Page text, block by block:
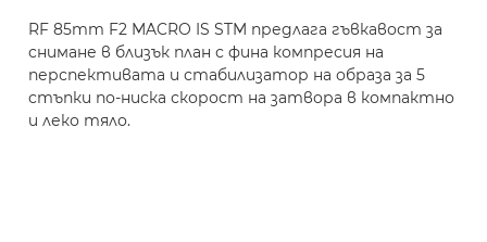
RF 85mm F2 MACRO IS STM предлага гъвкавост за
снимане в близък план с фина компресия на
перспективата и стабилизатор на образа за 5
стъпки по-ниска скорост на затвора в компактно
и леко тяло.